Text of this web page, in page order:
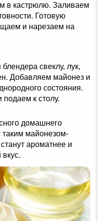
в кастрюлю. Заливаем
Готовую
и нарезаем на
свеклу, лук,
Добавляем майонез и
состояния.
к столу.
домашнего
таким майонезом-
ароматнее и